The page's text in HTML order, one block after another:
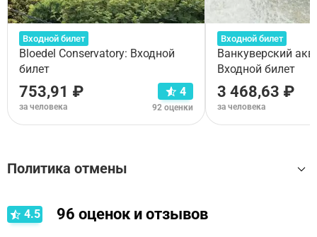
Входной билет
Bloedel Conservatory: Входной
билет
753,91 ₽
за человека
4
92 оценки
Входной билет
Ванкуверский
Входной билет
3 468,63 ₽
за человека
Политика отмены
тура. Пожалуйста, ознакомьтесь с условиями отмены
4.5 96 оценок и отзывов